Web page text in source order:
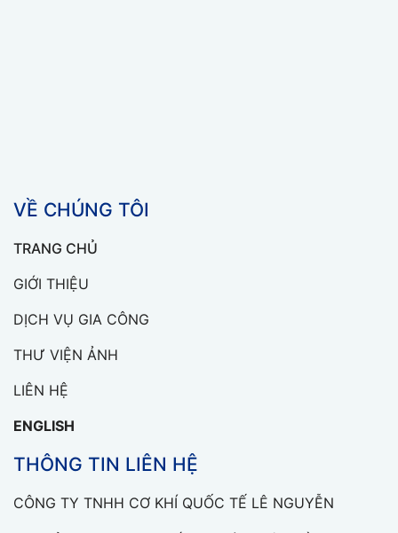
VỀ CHÚNG TÔI
TRANG CHỦ
GIỚI THIỆU
DỊCH VỤ GIA CÔNG
THƯ VIỆN ẢNH
LIÊN HỆ
ENGLISH
THÔNG TIN LIÊN HỆ
CÔNG TY TNHH CƠ KHÍ QUỐC TẾ LÊ NGUYỄN